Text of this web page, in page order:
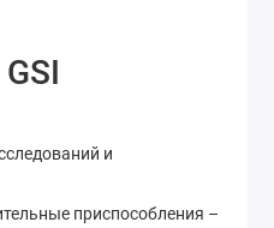
и
приспособления –